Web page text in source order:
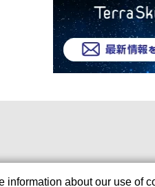
information about our use of